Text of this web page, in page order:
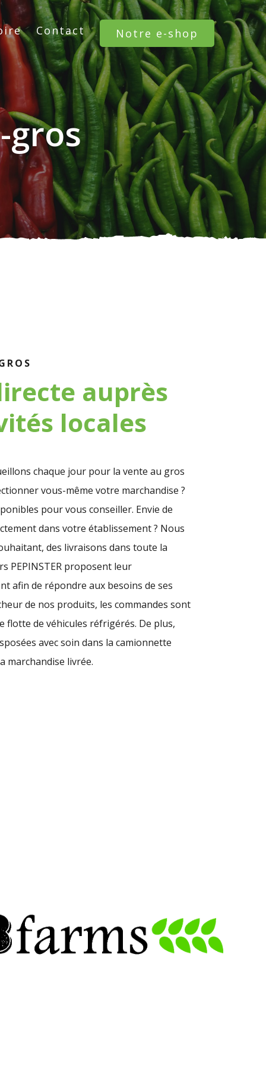
Contact Notre e-shop
gros
auprès
locales
chaque jour pour la vente au gros
vous-même votre marchandise ?
pour vous conseiller. Envie de
dans votre établissement ? Nous
des livraisons dans toute la
PEPINSTER proposent leur
afin de répondre aux besoins de ses
de nos produits, les commandes sont
flotte de véhicules réfrigérés. De plus,
avec soin dans la camionnette
marchandise livrée.